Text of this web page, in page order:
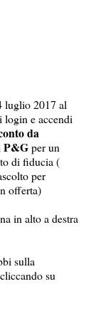
luglio 2017 al
login e accendi
da
P&Gper un
di fiducia (
per
offerta)
in alto a destra
sulla
su